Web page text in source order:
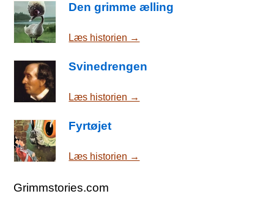
Den grimme ælling
Læs historien →
Svinedrengen
Læs historien →
Fyrtøjet
Læs historien →
Grimmstories.com